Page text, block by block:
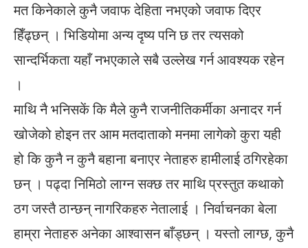
मत किनेकाले कुनै जवाफ देहिता नभएको जवाफ दिएर
हिँढ्छन् । भिडियोमा अन्य दृष्य पनि छ तर त्यसको
सान्दर्भिकता यहाँ नभएकाले सबै उल्लेख गर्न आवश्यक रहेन
।
माथि नै भनिसकें कि मैले कुनै राजनीतिकर्मीका अनादर गर्न
खोजेको होइन तर आम मतदाताको मनमा लागेको कुरा यही
हो कि कुनै न कुनै बहाना बनाएर नेताहरु हामीलाई ठगिरहेका
छन् । पढ्दा निमिठो लाग्न सक्छ तर माथि प्रस्तुत कथाको
ठग जस्तै ठान्छन् नागरिकहरु नेतालाई । निर्वाचनका बेला
हाम्रा नेताहरु अनेका आश्वासन बाँड्छन् । यस्तो लाग्छ, कुनै